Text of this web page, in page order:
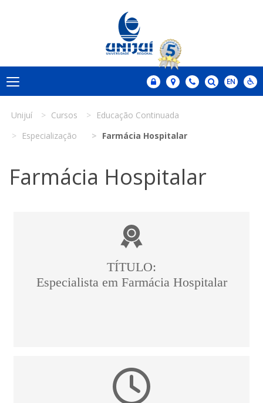
Unijuí Cursos
Educação Continuada
Especialização
Farmácia Hospitalar
Farmácia Hospitalar